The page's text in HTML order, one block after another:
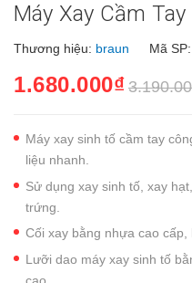
Máy Xay Cầm
Thương hiệu: braun Mã SP:
1.680.000₫
Máy xay sinh tố cầm tay
liệu nhanh.
Sử dụng xay sinh tố, xay
trứng.
Cối xay bằng nhựa cao cấp,
Lưỡi dao máy xay sinh tố
cao.